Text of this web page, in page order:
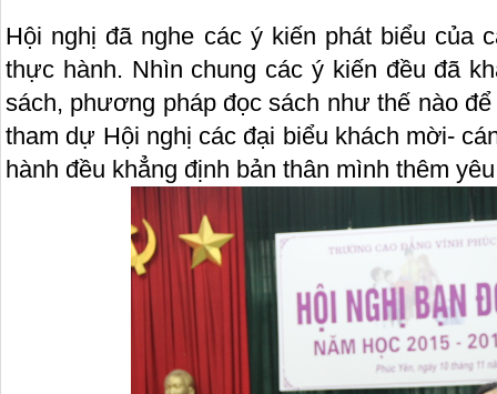
Hội nghị đã nghe các ý kiến phát biểu của
thực hành. Nhìn chung các ý kiến đều đã
sách, phương pháp đọc sách như thế nào
tham dự Hội nghị các đại biểu khách mời-
hành đều khẳng định bản thân mình thêm